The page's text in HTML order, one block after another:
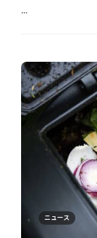
...
ニュース